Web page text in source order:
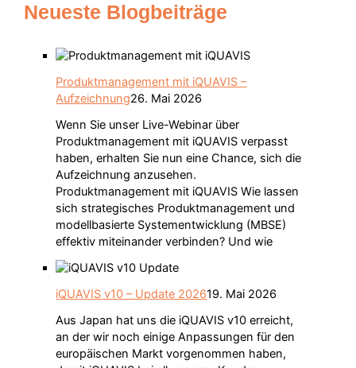
Neueste Blogbeiträge
Produktmanagement mit iQUAVIS –
Aufzeichnung26. Mai 2026
Wenn Sie unser Live-Webinar über
Produktmanagement mit iQUAVIS verpasst
haben, erhalten Sie nun eine Chance, sich die
Aufzeichnung anzusehen.
Produktmanagement mit iQUAVIS Wie lassen
sich strategisches Produktmanagement und
modellbasierte Systementwicklung (MBSE)
effektiv miteinander verbinden? Und wie
iQUAVIS v10 – Update 202619. Mai 2026
Aus Japan hat uns die iQUAVIS v10 erreicht,
an der wir noch einige Anpassungen für den
europäischen Markt vorgenommen haben,